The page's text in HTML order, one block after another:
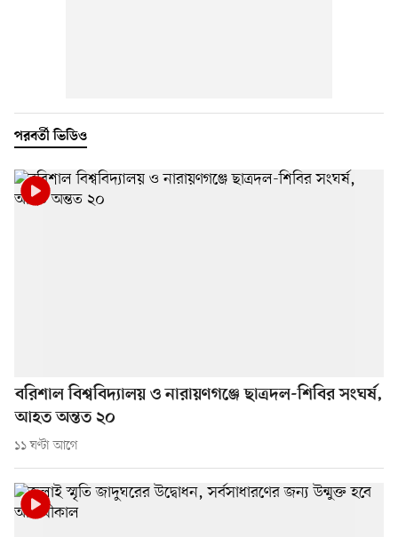
পরবর্তী ভিডিও
বরিশাল বিশ্ববিদ্যালয় ও নারায়ণগঞ্জে ছাত্রদল-শিবির সংঘর্ষ,
আহত অন্তত ২০
১১ ঘণ্টা আগে